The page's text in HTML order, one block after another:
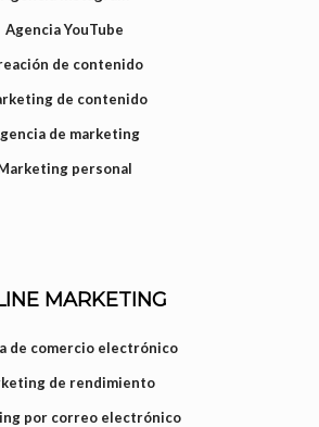
Agencia YouTube
de contenido
de contenido
de marketing
personal
MARKETING
de comercio electrónico
de rendimiento
por correo electrónico